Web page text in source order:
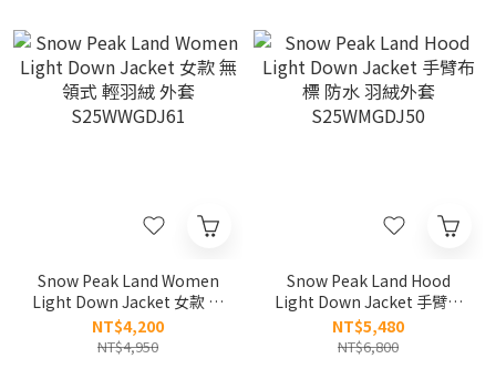
Snow Peak Land Women
Light Down Jacket 女款 無
領式 輕羽絨 外套
S25WWGDJ61
NT$4,200
NT$4,950
Snow Peak Land Hood
Light Down Jacket 手臂布
標 防水 羽絨外套
S25WMGDJ50
NT$5,480
NT$6,800